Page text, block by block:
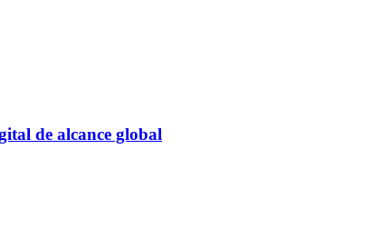
de alcance global